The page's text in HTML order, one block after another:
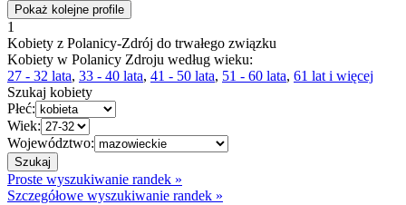
Pokaż kolejne profile
1
Kobiety z Polanicy-Zdrój do trwałego związku
Kobiety w Polanicy Zdroju według wieku:
27 - 32 lata, 33 - 40 lata, 41 - 50 lata, 51 - 60 lata, 61 lat i więcej
Szukaj kobiety
Płeć:
Wiek:
Województwo:
Proste wyszukiwanie randek »
Szczegółowe wyszukiwanie randek »